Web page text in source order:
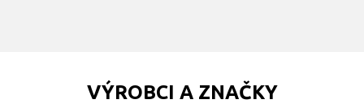
VÝROBCI A ZNAČKY